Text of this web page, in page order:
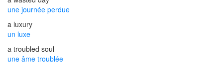
une journée perdue
a luxury
un luxe
a troubled soul
une âme troublée